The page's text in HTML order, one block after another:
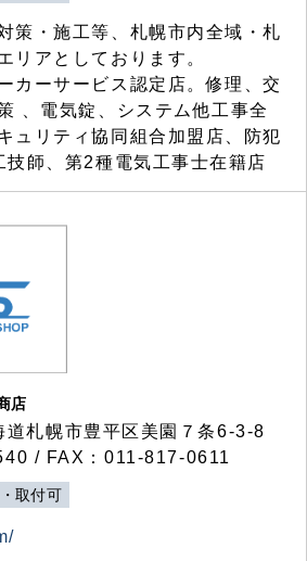
策・施工等、札幌市内全域・札
リアとしております。
カーサービス認定店。修理、交
、電気錠、システム他工事全
ュリティ協同組合加盟店、防犯
師、第2種電気工事士在籍店
店
札幌市豊平区美園７条6-3-8
/ FAX：011-817-0611
取付可